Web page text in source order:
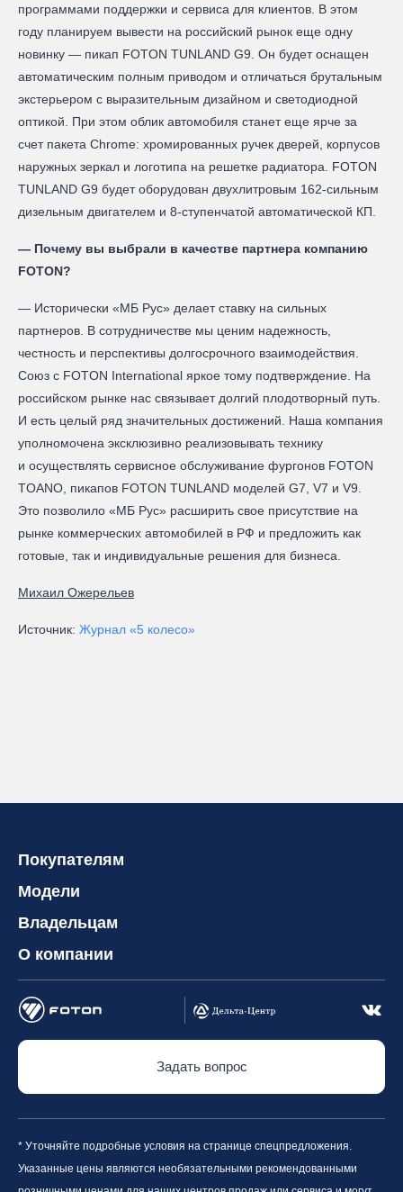
программами поддержки и сервиса для клиентов. В этом
году планируем вывести на российский рынок еще одну
новинку — пикап FOTON TUNLAND G9. Он будет оснащен
автоматическим полным приводом и отличаться брутальным
экстерьером с выразительным дизайном и светодиодной
оптикой. При этом облик автомобиля станет еще ярче за
счет пакета Chrome: хромированных ручек дверей, корпусов
наружных зеркал и логотипа на решетке радиатора. FOTON
TUNLAND G9 будет оборудован двухлитровым 162‑сильным
дизельным двигателем и 8‑ступенчатой автоматической КП.
— Почему вы выбрали в качестве партнера компанию
FOTON?
— Исторически «МБ Рус» делает ставку на сильных
партнеров. В сотрудничестве мы ценим надежность,
честность и перспективы долгосрочного взаимодействия.
Союз с FOTON International яркое тому подтверждение. На
российском рынке нас связывает долгий плодотворный путь.
И есть целый ряд значительных достижений. Наша компания
уполномочена эксклюзивно реализовывать технику
и осуществлять сервисное обслуживание фургонов FOTON
TOANO, пикапов FOTON TUNLAND моделей G7, V7 и V9.
Это позволило «МБ Рус» расширить свое присутствие на
рынке коммерческих автомобилей в РФ и предложить как
готовые, так и индивидуальные решения для бизнеса.
Михаил Ожерельев
Источник: Журнал «5 колесо»
Покупателям
Модели
Владельцам
О компании
Задать вопрос
* Уточняйте подробные условия на странице спецпредложения.
Указанные цены являются необязательными рекомендованными